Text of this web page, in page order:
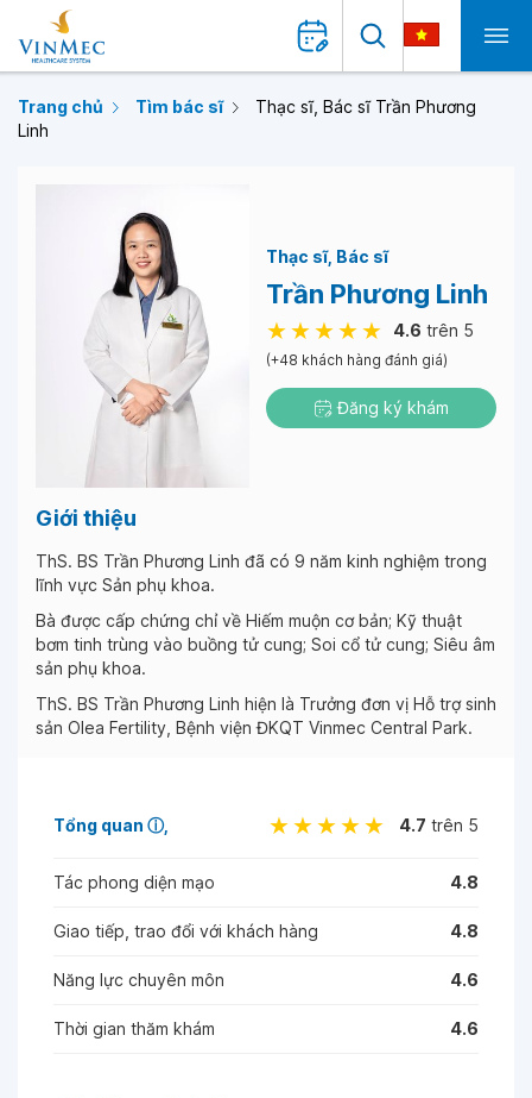
Trang chủ Tìm bác sĩ
Thạc sĩ, Bác sĩ Trần Phương
Linh
Thạc sĩ Bác sĩ
Trần Phương Linh
4.6 trên 5
(+48 khách hàng đánh giá)
Đăng ký khám
Giới thiệu
ThS. BS Trần Phương Linh đã có 9 năm kinh nghiệm trong
lĩnh vực Sản phụ khoa.
Bà được cấp chứng chỉ về Hiếm muộn cơ bản; Kỹ thuật
bơm tinh trùng vào buồng tử cung; Soi cổ tử cung; Siêu âm
sản phụ khoa.
ThS. BS Trần Phương Linh hiện là Trưởng đơn vị Hỗ trợ sinh
sản Olea Fertility, Bệnh viện ĐKQT Vinmec Central Park.
Tổng quan ⓘ 4.7 trên 5
Tác phong diện mạo 4.8
Giao tiếp, trao đổi với khách hàng 4.8
Năng lực chuyên môn 4.6
Thời gian thăm khám 4.6